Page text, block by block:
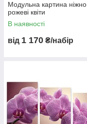
Модульна картина ніжно
рожеві квіти
В наявності
від 1 170 ₴/набір